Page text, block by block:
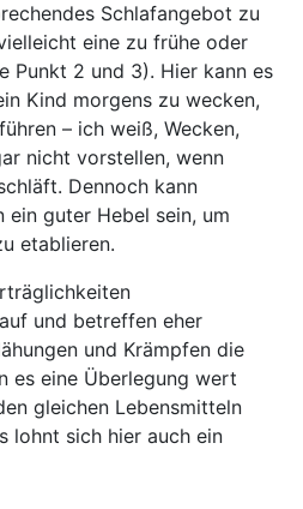
Schlafangebot zu
eine zu frühe oder
Punkt 2 und 3). Hier kann es
Kind morgens zu wecken,
– ich weiß, Wecken,
nicht vorstellen, wenn
Dennoch kann
ein guter Hebel sein, um
etablieren.
und betreffen eher
und Krämpfen die
es eine Überlegung wert
gleichen Lebensmitteln
lohnt sich hier auch ein